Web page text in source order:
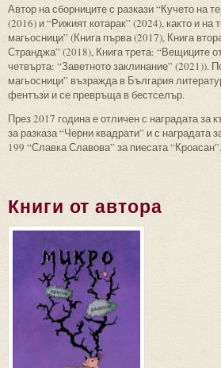
Автор на сборниците с разкази “Кучето на
(2016) и “Рижият котарак” (2024), както и на
магьосници” (Книга първа (2017), Книга
Странджа” (2018), Книга трета: “Вещиците
четвърта: “Заветното заклинание” (2021)).
магьосници” възражда в България
фентъзи и се превръща в бестселър.
През 2017 година е отличен с наградата за
за разказа “Черни квадрати” и с наградата
199 “Славка Славова” за пиесата “Кроасан”.
Книги от автора